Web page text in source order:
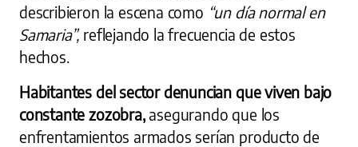
describieron la escena como “un día normal en
Samaria”,reflejando la frecuencia de estos
hechos.
Habitantes del sector denuncian que viven bajo
constante zozobra,asegurando que los
enfrentamientos armados serían producto de